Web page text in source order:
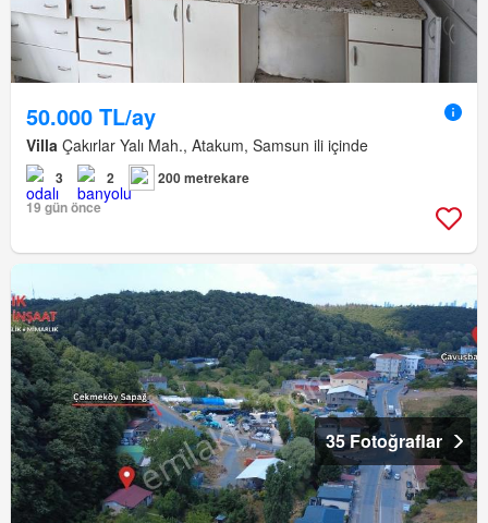
50.000 TL/ay
Villa Çakırlar Yalı Mah., Atakum, Samsun ili içinde
3 2
200 metrekare
19 gün önce
35 Fotoğraflar